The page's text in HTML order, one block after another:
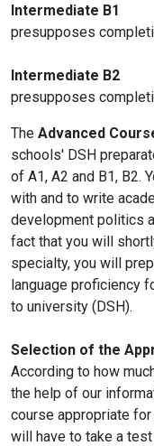
Intermediate B1
presupposes
Intermediate B2
presupposes
The Advanced
schools' DSH
of A1, A2 and B1, B2.
with and to write
development politics
fact that you will
specialty, you will
language proficiency
to university (DSH).
Selection of the
According to how
the help of our
course appropriate
will have to take a